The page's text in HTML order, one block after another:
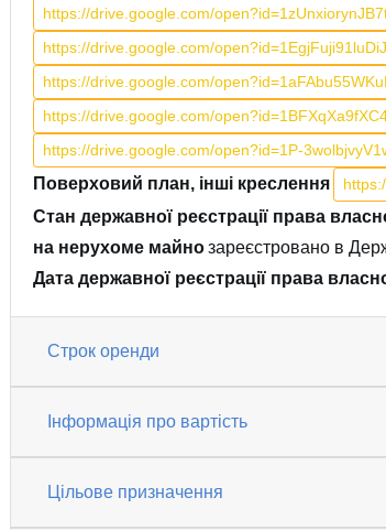
https://drive.google.com/
https://drive.google.com/
https://drive.google.com/
https://drive.google.com/
https://drive.google.com/open?id=1P-
Поверховий план, інші креслення
Стан державної реєстрації права
на нерухоме майно зареєстровано в
Дата державної реєстрації права
Строк оренди
Інформація про вартість
Цільове призначення